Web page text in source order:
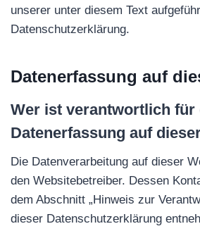
unserer unter diesem Text
Datenschutzerklärung.
Datenerfassung auf
Wer ist verantwortlich für
Datenerfassung auf
Die Datenverarbeitung auf dieser
den Websitebetreiber. Dessen
dem Abschnitt „Hinweis zur
dieser Datenschutzerklärung